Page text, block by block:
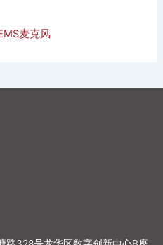
麦克风